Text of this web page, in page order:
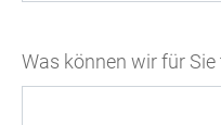
Was können wir für Sie